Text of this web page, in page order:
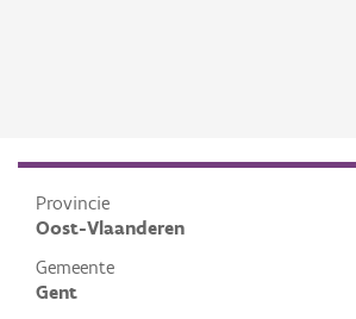
Provincie
Oost-Vlaanderen
Gemeente
Gent